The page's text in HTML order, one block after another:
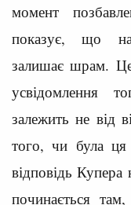
момент
показує, що
залишає шрам.
усвідомлення
залежить не від
того, чи була
відповідь
починається